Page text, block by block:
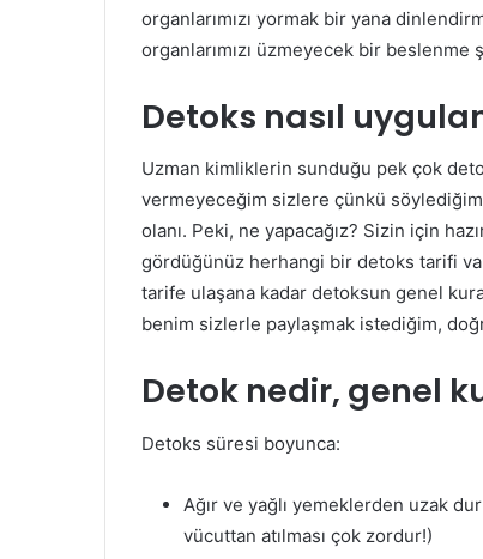
organlarımızı yormak bir yana
organlarımızı üzmeyecek bir
Detoks nasıl
Uzman kimliklerin sunduğu pek çok
vermeyeceğim sizlere çünkü
olanı. Peki, ne yapacağız? Sizin için
gördüğünüz herhangi bir detoks tarifi
tarife ulaşana kadar detoksun genel
benim sizlerle paylaşmak istediğim,
Detok nedir, genel
Detoks süresi boyunca:
Ağır ve yağlı yemeklerden uzak
vücuttan atılması çok zordur!)